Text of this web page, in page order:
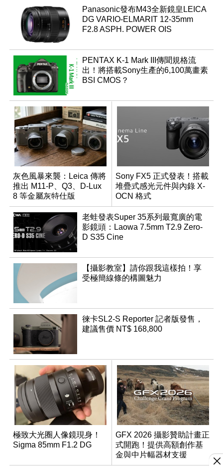
Panasonic發布M43全新鏡皇LEICA
DG VARIO-ELMARIT 12-35mm
F2.8 ASPH. POWER OIS
PENTAX K-1 Mark III傳聞規格流
出！將搭載Sony生產的6,100萬畫素
BSI CMOS？
灰色風暴來襲：Leica 傳將
推出 M11-P、Q3、D-Lux
8 等金屬灰特仕版
Sony FX5 正式發表！搭載
堆疊式感光元件與內錄 X-
OCN 格式
老蛙發表Super 35系列最寬廣的電
影鏡頭：Laowa 7.5mm T2.9 Zero-
D S35 Cine
【攝影教室】請你跟我這樣拍！享
受極簡線條的構圖魅力
徠卡SL2-S Reporter 記者版發售，
建議售價 NT$ 168,800
極致大光圈人像鏡現身！
Sigma 85mm F1.2 DG
GFX 2026 攝影贊助計畫正
式開跑！提供高額創作基
金與中片幅器材支援